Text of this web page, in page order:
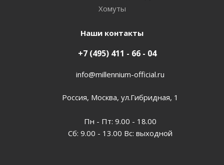
Хомуты
Наши контакты
+7 (495) 411 - 66 - 04
info@millennium-official.ru
Россия, Москва, ул.Гибридная, 1
Пн - Пт: 9.00 - 18.00
Сб: 9.00 - 13.00 Вс: выходной